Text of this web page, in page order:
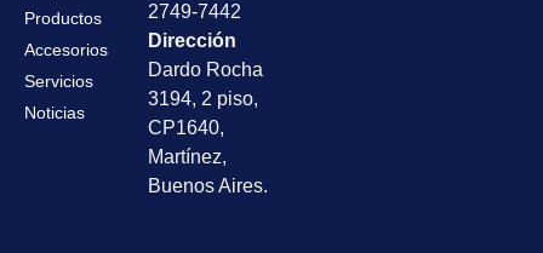
Productos
Accesorios
Servicios
Noticias
2749-7442
Dirección
Dardo Rocha
3194, 2 piso,
CP1640,
Martínez,
Buenos Aires.